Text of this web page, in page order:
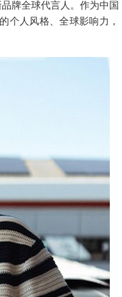
牌全球代言人。作为中国
个人风格、全球影响力，